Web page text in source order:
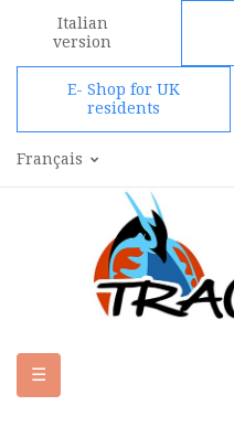
Italian
version
E- Shop for UK
residents
Français
Basculer
☰